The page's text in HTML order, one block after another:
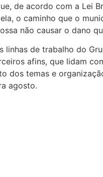
de acordo com a Lei
o caminho que o
não causar o dano
linhas de trabalho do
afins, que lidam
dos temas e
agosto.